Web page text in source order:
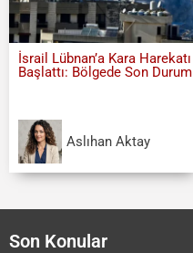
İsrail Lübnan’a Kara Harekatı
Başlattı: Bölgede Son Durum
Aslıhan Aktay
Son Konular